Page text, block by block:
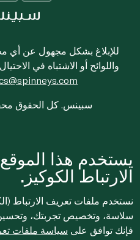
للإبلاغ بشكل مجهول عن أي
واللوائح أو الاشتباه في
© 2020-2026 سبينس. كل
يستخدم هذا
الارتباط الكوكيز.
نستخدم ملفات تعريف الارتباط
سلاسة، وتخصيص تجربتك،
فإنك توافق على سياسة ملفات